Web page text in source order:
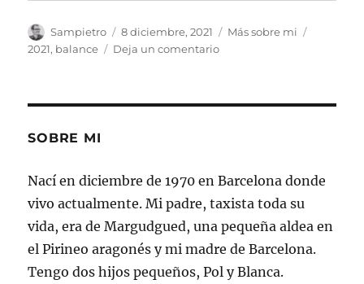
Autor
Sampietro
Publicado
el
8 diciembre, 2021 Categorías
Más sobre mi
2021, balance Deja un comentarioen
SOBRE MI
Nací en diciembre de 1970 en Barcelona donde
vivo actualmente. Mi padre, taxista toda su
vida, era de Margudgued, una pequeña aldea en
el Pirineo aragonés y mi madre de Barcelona.
Tengo dos hijos pequeños, Pol y Blanca.